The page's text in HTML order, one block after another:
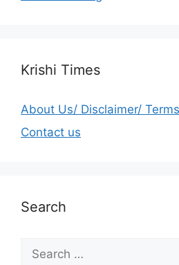
Krishi Times
About Us/ Disclaimer/
Contact us
Search